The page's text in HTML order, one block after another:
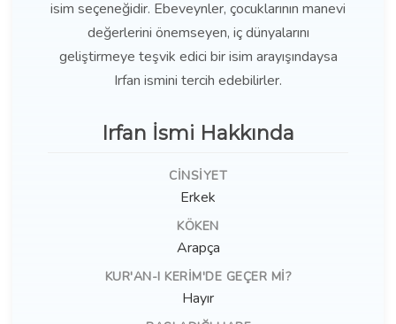
isim seçeneğidir. Ebeveynler, çocuklarının manevi
değerlerini önemseyen, iç dünyalarını
geliştirmeye teşvik edici bir isim arayışındaysa
Irfan ismini tercih edebilirler.
Irfan İsmi Hakkında
CINSIYET
Erkek
KÖKEN
Arapça
KUR'AN-I KERIM'DE GEÇER MI?
Hayır